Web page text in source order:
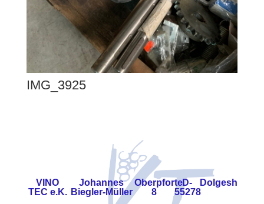
IMG_3925
VINO
TEC e.K.
Johannes
Biegler-Müller
Oberpforte
8
D-
55278
Dolgesheim